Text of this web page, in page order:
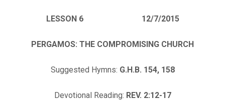
LESSON 6 12/7/2015
PERGAMOS: THE COMPROMISING CHURCH
Suggested Hymns: G.H.B. 154, 158
Devotional Reading: REV. 2:12-17